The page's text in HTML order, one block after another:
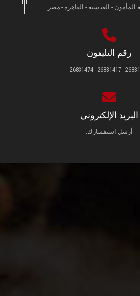
المأمون - العباسية - القاهرة - مصر
رقم التليفون
26831231 -
البريد الإلكتروني
أرسل استفسارك.